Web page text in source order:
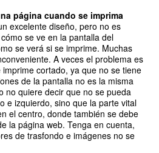
página cuando se imprima
excelente diseño, pero no es
se ve en la pantalla del
se verá si se imprime. Muchas
A veces el problema es
cortado, ya que no se tiene
de la pantalla no es la misma
no quiere decir que no se pueda
e izquierdo, sino que la parte vital
el centro, donde también se debe
la página web. Tenga en cuenta,
de trasfondo e imágenes no se